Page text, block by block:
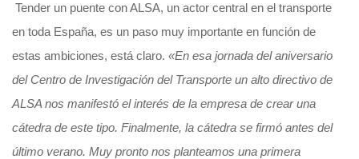
Tender un puente con ALSA, un actor central en el transporte
en toda España, es un paso muy importante en función de
estas ambiciones, está claro. «En esa jornada del aniversario
del Centro de Investigación del Transporte un alto directivo de
ALSA nos manifestó el interés de la empresa de crear una
cátedra de este tipo. Finalmente, la cátedra se firmó antes del
último verano. Muy pronto nos planteamos una primera